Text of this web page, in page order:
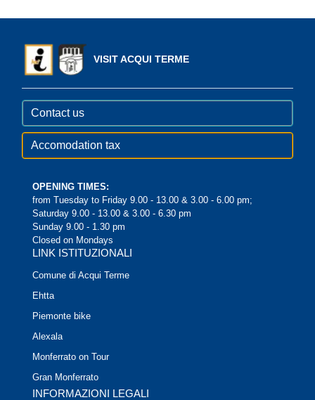
VISIT ACQUI TERME
Contact us
Accomodation tax
OPENING TIMES:
from Tuesday to Friday 9.00 - 13.00 & 3.00 - 6.00 pm;
Saturday 9.00 - 13.00 & 3.00 - 6.30 pm
Sunday 9.00 - 1.30 pm
Closed on Mondays
LINK ISTITUZIONALI
Comune di Acqui Terme
Ehtta
Piemonte bike
Alexala
Monferrato on Tour
Gran Monferrato
INFORMAZIONI LEGALI